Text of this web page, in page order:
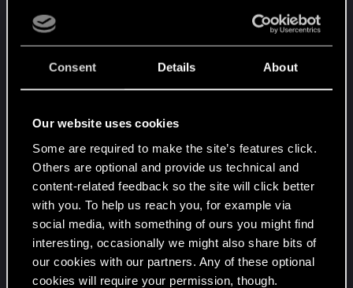
Consent Details About
Our website uses cookies
Some are required to make the site’s features click.
Others are optional and provide us technical and
content-related feedback so the site will click better
with you. To help us reach you, for example via
social media, with something of ours you might find
interesting, occasionally we might also share bits of
our cookies with our partners. Any of these optional
cookies will require your permission, though.
言語
リアクションと通報
是非RED POINTを贈りましょう。誰かの提案を見て
が、そのフィードバックに賛同しているのが投稿者
だけではないと気づいてくれるでしょう。
またフォーラム規約に反するような不適切な書き込
みに遭遇した時は、以下の「報告」ボタンで知らせ
てください。
この報告はCDPRメンバーとモデレーターのみに通知